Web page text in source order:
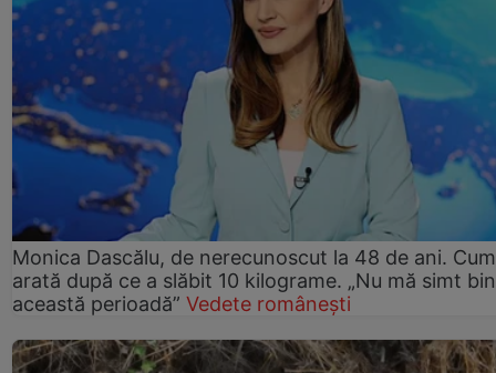
Monica Dascălu, de nerecunoscut la 48 de ani. Cum
arată după ce a slăbit 10 kilograme. „Nu mă simt
această perioadă” Vedete românești